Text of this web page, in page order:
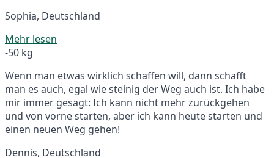
Sophia, Deutschland
Mehr lesen
-50 kg
Wenn man etwas wirklich schaffen will, dann schafft
man es auch, egal wie steinig der Weg auch ist. Ich habe
mir immer gesagt: Ich kann nicht mehr zurückgehen
und von vorne starten, aber ich kann heute starten und
einen neuen Weg gehen!
Dennis, Deutschland